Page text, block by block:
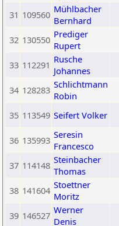
31 109560 Mühlbacher
Bernhard
32 130550 Prediger
Rupert
33 112291 Rusche
Johannes
34 128283 Schlichtmann
Robin
35 113549 Seifert Volker
36 135993 Seresin
Francesco
37 114148 Steinbacher
Thomas
38 141604 Stoettner
Moritz
39 146527 Werner
Denis